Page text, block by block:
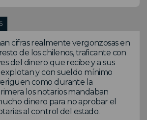
cifras realmente vergonzosas en
de los chilenos, traficante con
del dinero que recibe y a sus
y con sueldo mínimo
como durante la
los notarios mandaban
dinero para no aprobar el
al control del estado.